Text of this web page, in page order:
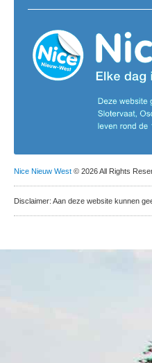
Nice Nieuw West © 2026 All Rights
Disclaimer: Aan deze website kunnen